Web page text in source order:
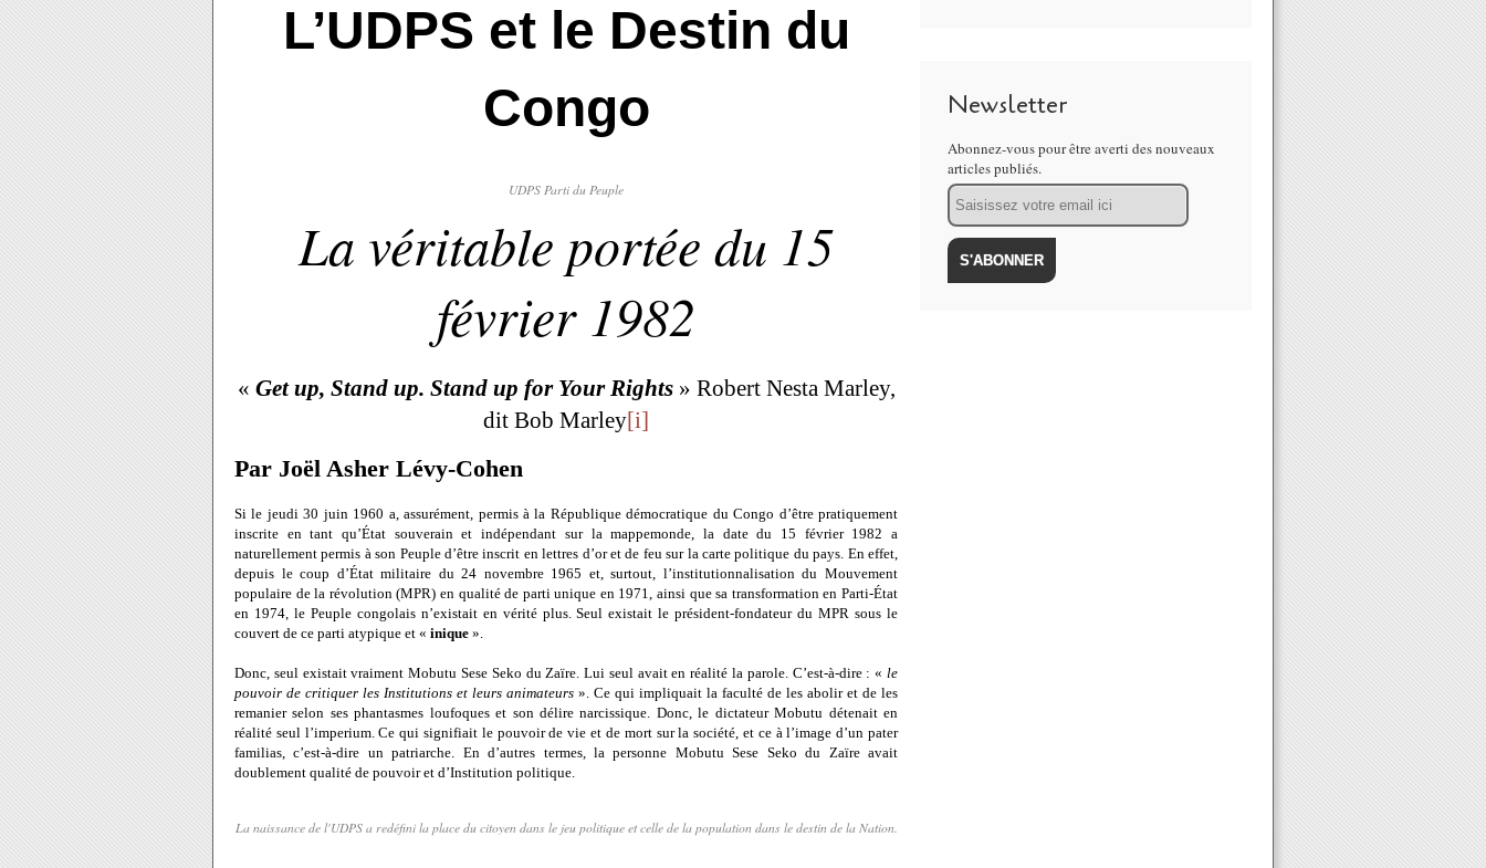
L’UDPS et le Destin du
Congo
UDPS Parti du Peuple
La véritable portée du 15
février 1982
« Get up, Stand up. Stand up for Your Rights » Robert Nesta Marley,
dit Bob Marley[i]
Par Joël Asher Lévy-Cohen
Si le jeudi 30 juin 1960 a, assurément, permis à la République démocratique du Congo d’être pratiquement
inscrite en tant qu’État souverain et indépendant sur la mappemonde, la date du 15 février 1982 a
naturellement permis à son Peuple d’être inscrit en lettres d’or et de feu sur la carte politique du pays. En effet,
depuis le coup d’État militaire du 24 novembre 1965 et, surtout, l’institutionnalisation du Mouvement
populaire de la révolution (MPR) en qualité de parti unique en 1971, ainsi que sa transformation en Parti-État
en 1974, le Peuple congolais n’existait en vérité plus. Seul existait le président-fondateur du MPR sous le
couvert de ce parti atypique et « inique ».
Donc, seul existait vraiment Mobutu Sese Seko du Zaïre. Lui seul avait en réalité la parole. C’est-à-dire : « le
pouvoir de critiquer les Institutions et leurs animateurs ». Ce qui impliquait la faculté de les abolir et de les
remanier selon ses phantasmes loufoques et son délire narcissique. Donc, le dictateur Mobutu détenait en
réalité seul l’imperium. Ce qui signifiait le pouvoir de vie et de mort sur la société, et ce à l’image d’un pater
familias, c’est-à-dire un patriarche. En d’autres termes, la personne Mobutu Sese Seko du Zaïre avait
doublement qualité de pouvoir et d’Institution politique.
La naissance de l'UDPS a redéfini la place du citoyen dans le jeu politique et celle de la population dans le destin de la Nation.
Newsletter
Abonnez-vous pour être averti des nouveaux
articles publiés.
Email